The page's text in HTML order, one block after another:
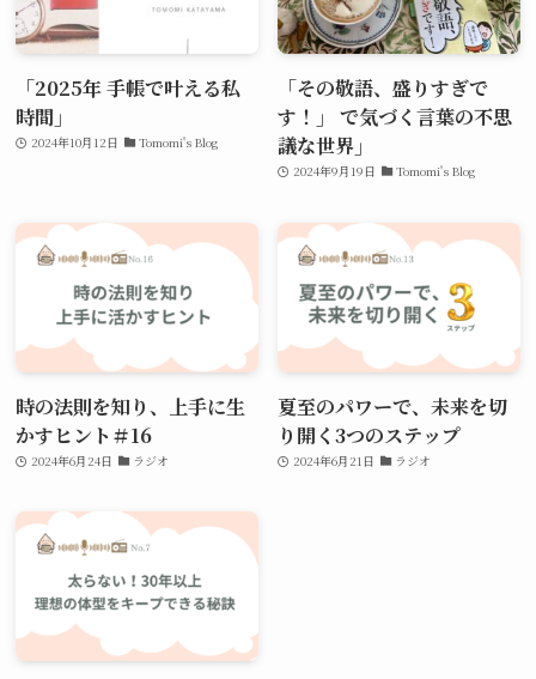
「2025年 手帳で叶える私
時間」
2024年10月12日 Tomomi's Blog
「その敬語、盛りすぎで
す！」 で気づく言葉の不思
議な世界」
2024年9月19日 Tomomi's Blog
時の法則を知り、上手に生
かすヒント＃16
2024年6月24日 ラジオ
夏至のパワーで、未来を切
り開く3つのステップ
2024年6月21日 ラジオ